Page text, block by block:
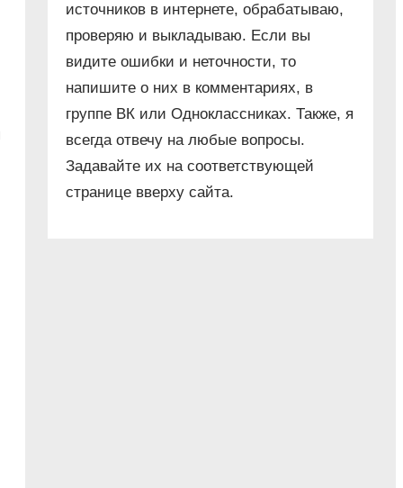
источников в интернете, обрабатываю,
проверяю и выкладываю. Если вы
видите ошибки и неточности, то
напишите о них в комментариях, в
группе ВК или Одноклассниках. Также, я
всегда отвечу на любые вопросы.
Задавайте их на соответствующей
странице вверху сайта.